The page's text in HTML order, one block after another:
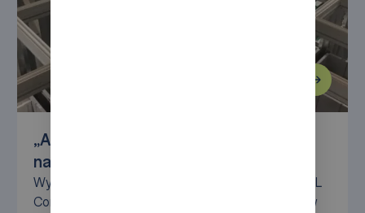
„AutoStore znacząco przyspieszył
nasz CIP” – TCL Consulting
Wydajna logistyka magazynowa z AutoStore: TCL
Consulting usprawnia przetwarzanie zamówień w